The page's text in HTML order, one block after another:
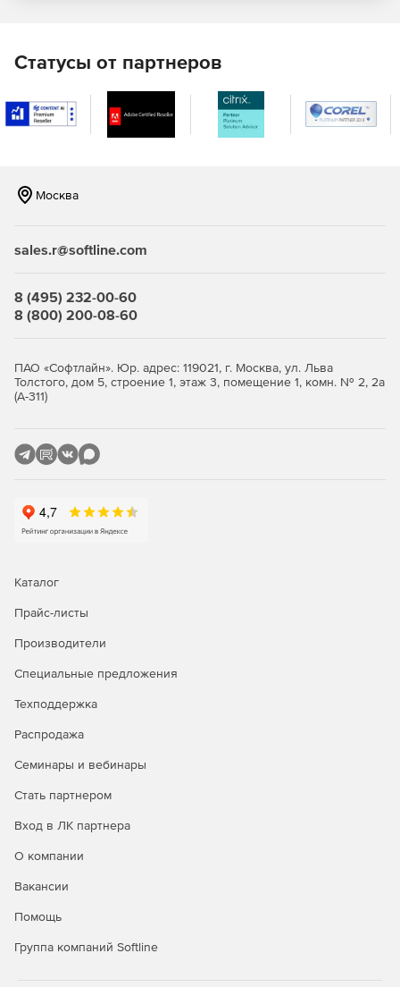
Расширенный набор команд для централизованного
операционными системами.
Отправка расширенных логов.
Использование сторонних приложений, например,
Экономия расходов на трафик за счет технологий
самоорганизующихся одноранговых P2P (Peer-to-Peer)
P2P отправка команд и данных между плеерами.
Гибкое моделирование условий использования
Поддержка Addreality SSP. Дополнительная
Статусы от партнеров
Москва
sales.r@softline.com
8 (495) 232-00-60
8 (800) 200-08-60
ПАО «Софтлайн». Юр. адрес: 119021, г. Москва, ул. Льва
Толстого, дом 5, строение 1, этаж 3, помещение 1, комн. № 2, 2а
(А-311)
Каталог
Прайс-листы
Производители
Специальные предложения
Техподдержка
Распродажа
Семинары и вебинары
Стать партнером
Вход в ЛК партнера
О компании
Вакансии
Помощь
Группа компаний Softline